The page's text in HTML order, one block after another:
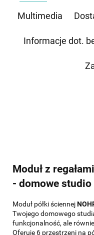
której dane dotyczą, przysługuje
żądania zaprzestania
Multimedia
Informacje dot.
Moduł z
- domowe
Moduł półki ściennej
Twojego domowego
funkcjonalność, ale
Oferuje 6 przestrzeni na